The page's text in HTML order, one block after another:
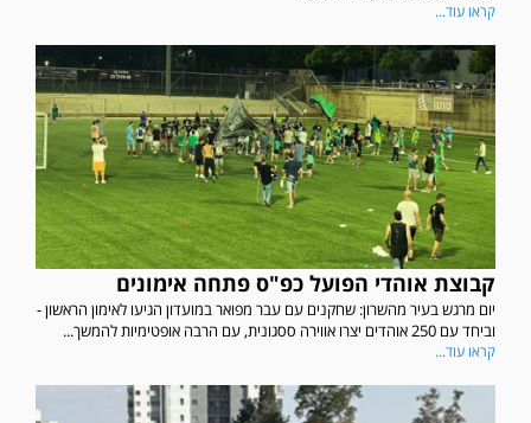
קראו עוד...
קבוצת אוהדי הפועל כפ"ס פתחה אימונים
יום מרגש בעיר מהשרון: שחקנים עם עבר מפואר במועדון הגיעו לאימון הראשון -
וביחד עם 250 אוהדים יצרו אווירה ססגונית, עם הרבה אופטימיות להמשך...
קראו עוד...